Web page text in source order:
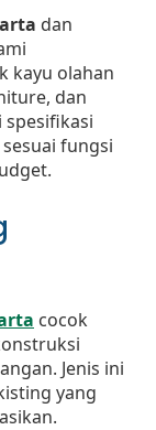
dan
kayu olahan
dan
fungsi
cocok
Jenis ini
yang